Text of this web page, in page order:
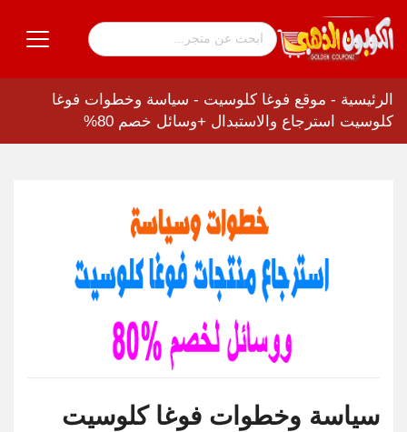
الرئيسية - موقع فوغا كلوسيت - سياسة وخطوات فوغا
كلوسيت استرجاع والاستبدال +وسائل خصم 80%
سياسة وخطوات فوغا كلوسيت